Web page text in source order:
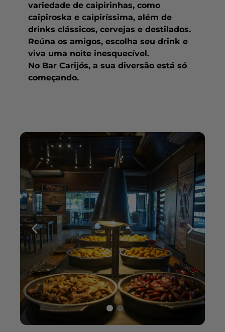
variedade de caipirinhas, como
caipiroska e caipiríssima, além de
drinks clássicos, cervejas e destilados.
Reúna os amigos, escolha seu drink e
viva uma noite inesquecível.
No Bar Carijós, a sua diversão está só
começando.